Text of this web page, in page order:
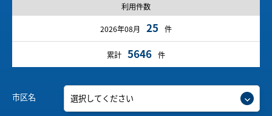
利用件数
2026年08月 25 件
累計 5646 件
市区名